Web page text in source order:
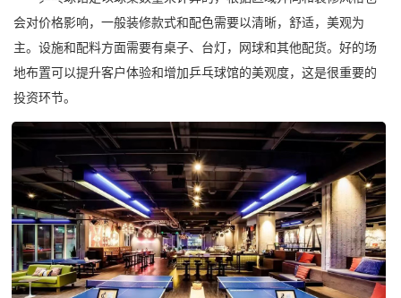
会对价格影响，一般装修款式和配色需要以清晰，舒适，美观为
主。设施和配料方面需要有桌子、台灯，网球和其他配货。好的场
地布置可以提升客户体验和增加乒乓球馆的美观度，这是很重要的
投资环节。